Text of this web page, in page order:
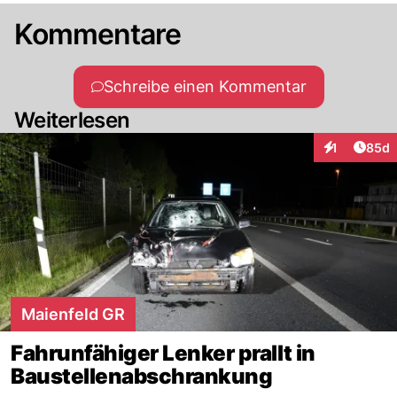
Kommentare
Schreibe einen Kommentar
Weiterlesen
1
Interaktionen
85d
Maienfeld GR
Fahrunfähiger Lenker prallt in
Baustellenabschrankung